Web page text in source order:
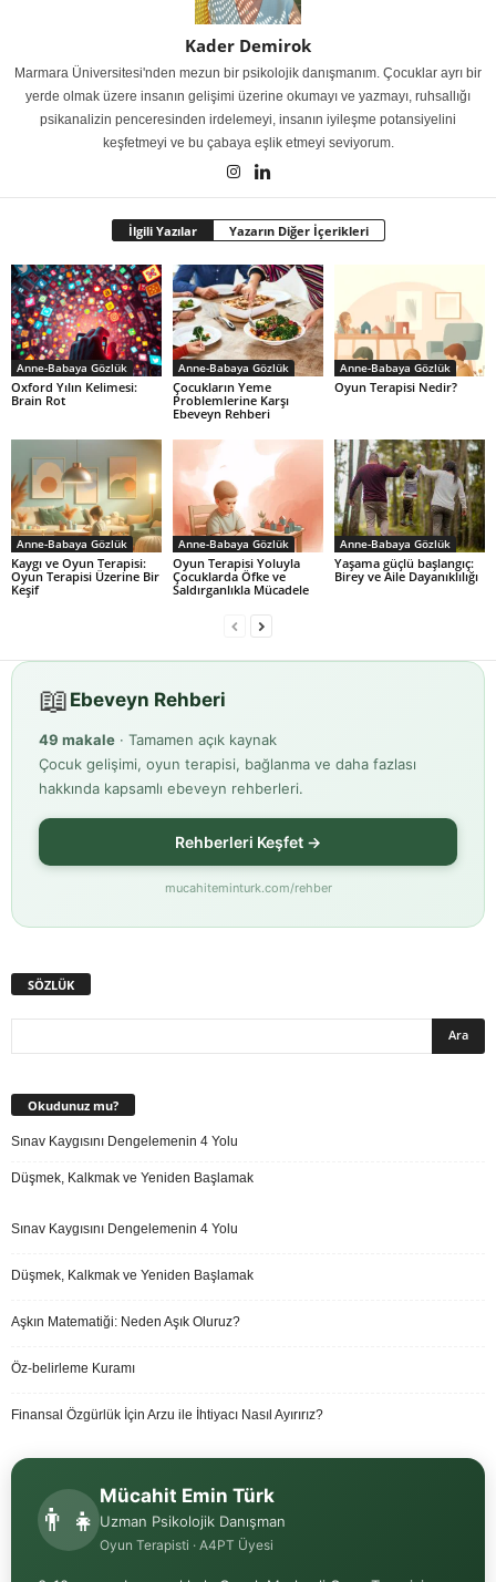
Kader Demirok
Marmara Üniversitesi'nden mezun bir psikolojik danışmanım. Çocuklar ayrı bir
yerde olmak üzere insanın gelişimi üzerine okumayı ve yazmayı, ruhsallığı
psikanalizin penceresinden irdelemeyi, insanın iyileşme potansiyelini
keşfetmeyi ve bu çabaya eşlik etmeyi seviyorum.
İlgili Yazılar Yazarın Diğer İçerikleri
Anne-Babaya Gözlük
Oxford Yılın Kelimesi:
Brain Rot
Anne-Babaya Gözlük
Çocukların Yeme
Problemlerine Karşı
Ebeveyn Rehberi
Anne-Babaya Gözlük
Oyun Terapisi Nedir?
Anne-Babaya Gözlük
Kaygı ve Oyun Terapisi:
Oyun Terapisi Üzerine Bir
Keşif
Anne-Babaya Gözlük
Oyun Terapisi Yoluyla
Çocuklarda Öfke ve
Saldırganlıkla Mücadele
Anne-Babaya Gözlük
Yaşama güçlü başlangıç:
Birey ve Aile Dayanıklılığı
📖 Ebeveyn Rehberi
49 makale · Tamamen açık kaynak
Çocuk gelişimi, oyun terapisi, bağlanma ve daha fazlası
hakkında kapsamlı ebeveyn rehberleri.
Rehberleri Keşfet →
mucahiteminturk.com/rehber
SÖZLÜK
Okudunuz mu?
Sınav Kaygısını Dengelemenin 4 Yolu
Düşmek, Kalkmak ve Yeniden Başlamak
Sınav Kaygısını Dengelemenin 4 Yolu
Düşmek, Kalkmak ve Yeniden Başlamak
Aşkın Matematiği: Neden Aşık Oluruz?
Öz-belirleme Kuramı
Finansal Özgürlük İçin Arzu ile İhtiyacı Nasıl Ayırırız?
👨‍👧
Mücahit Emin Türk
Uzman Psikolojik Danışman
Oyun Terapisti · A4PT Üyesi